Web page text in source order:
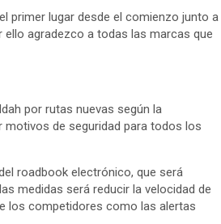
primer lugar desde el comienzo junto a
ello agradezco a todas las marcas que
por rutas nuevas según la
motivos de seguridad para todos los
roadbook electrónico, que será
medidas será reducir la velocidad de
los competidores como las alertas